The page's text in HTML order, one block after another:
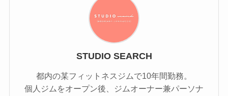
STUDIO SEARCH
都内の某フィットネスジムで10年間勤務。
個人ジムをオープン後、ジムオーナー兼パーソナ